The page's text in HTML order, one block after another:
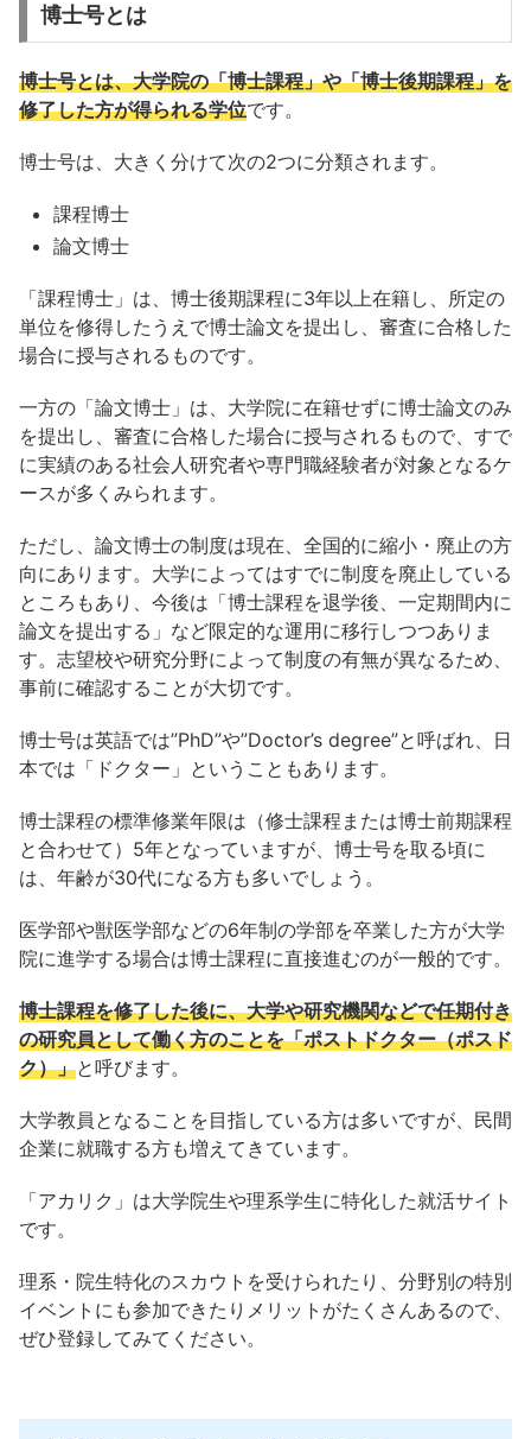
博士号とは
博士号とは、大学院の「博士課程」や「博士後期課程」を
修了した方が得られる学位です。
博士号は、大きく分けて次の2つに分類されます。
課程博士
論文博士
「課程博士」は、博士後期課程に3年以上在籍し、所定の
単位を修得したうえで博士論文を提出し、審査に合格した
場合に授与されるものです。
一方の「論文博士」は、大学院に在籍せずに博士論文のみ
を提出し、審査に合格した場合に授与されるもので、すで
に実績のある社会人研究者や専門職経験者が対象となるケ
ースが多くみられます。
ただし、論文博士の制度は現在、全国的に縮小・廃止の方
向にあります。大学によってはすでに制度を廃止している
ところもあり、今後は「博士課程を退学後、一定期間内に
論文を提出する」など限定的な運用に移行しつつありま
す。志望校や研究分野によって制度の有無が異なるため、
事前に確認することが大切です。
博士号は英語では”PhD”や”Doctor’s degree”と呼ばれ、日
本では「ドクター」ということもあります。
博士課程の標準修業年限は（修士課程または博士前期課程
と合わせて）5年となっていますが、博士号を取る頃に
は、年齢が30代になる方も多いでしょう。
医学部や獣医学部などの6年制の学部を卒業した方が大学
院に進学する場合は博士課程に直接進むのが一般的です。
博士課程を修了した後に、大学や研究機関などで任期付き
の研究員として働く方のことを「ポストドクター（ポスド
ク）」と呼びます。
大学教員となることを目指している方は多いですが、民間
企業に就職する方も増えてきています。
「アカリク」は大学院生や理系学生に特化した就活サイト
です。
理系・院生特化のスカウトを受けられたり、分野別の特別
イベントにも参加できたりメリットがたくさんあるので、
ぜひ登録してみてください。